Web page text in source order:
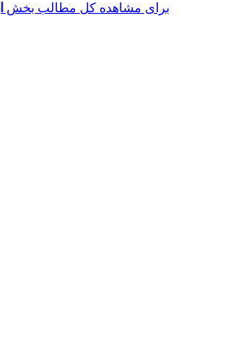
برای مشاهده کل مطالب بخش